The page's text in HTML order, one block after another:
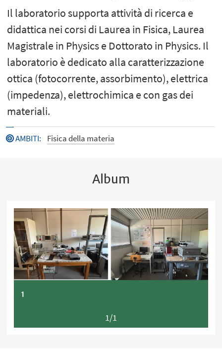
Il laboratorio supporta attività di ricerca e
didattica nei corsi di Laurea in Fisica, Laurea
Magistrale in Physics e Dottorato in Physics. Il
laboratorio è dedicato alla caratterizzazione
ottica (fotocorrente, assorbimento), elettrica
(impedenza), elettrochimica e con gas dei
materiali.
AMBITI: Fisica della materia
Album
1
1/1